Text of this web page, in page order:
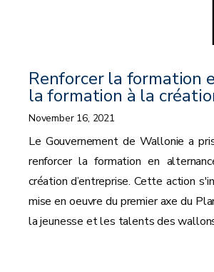
Renforcer la formation
la formation à la
November 16, 2021
Le Gouvernement de Wallonie a
renforcer la formation en
création d’entreprise. Cette action
mise en oeuvre du premier axe du
la jeunesse et les talents des